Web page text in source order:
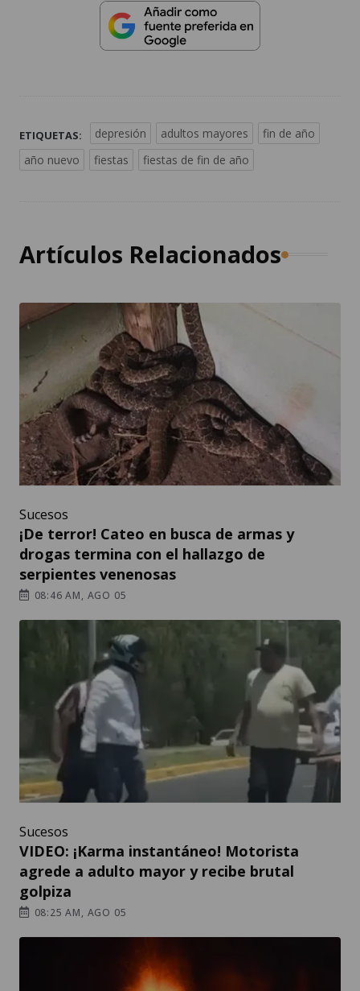
ETIQUETAS: depresión adultos mayores
fin de año
año nuevo
fiestas fiestas de fin de año
Artículos Relacionados
Sucesos
¡De terror! Cateo en busca de armas y
drogas termina con el hallazgo de
serpientes venenosas
08:46 AM, AGO 05
Sucesos
VIDEO: ¡Karma instantáneo! Motorista
agrede a adulto mayor y recibe brutal
golpiza
08:25 AM, AGO 05